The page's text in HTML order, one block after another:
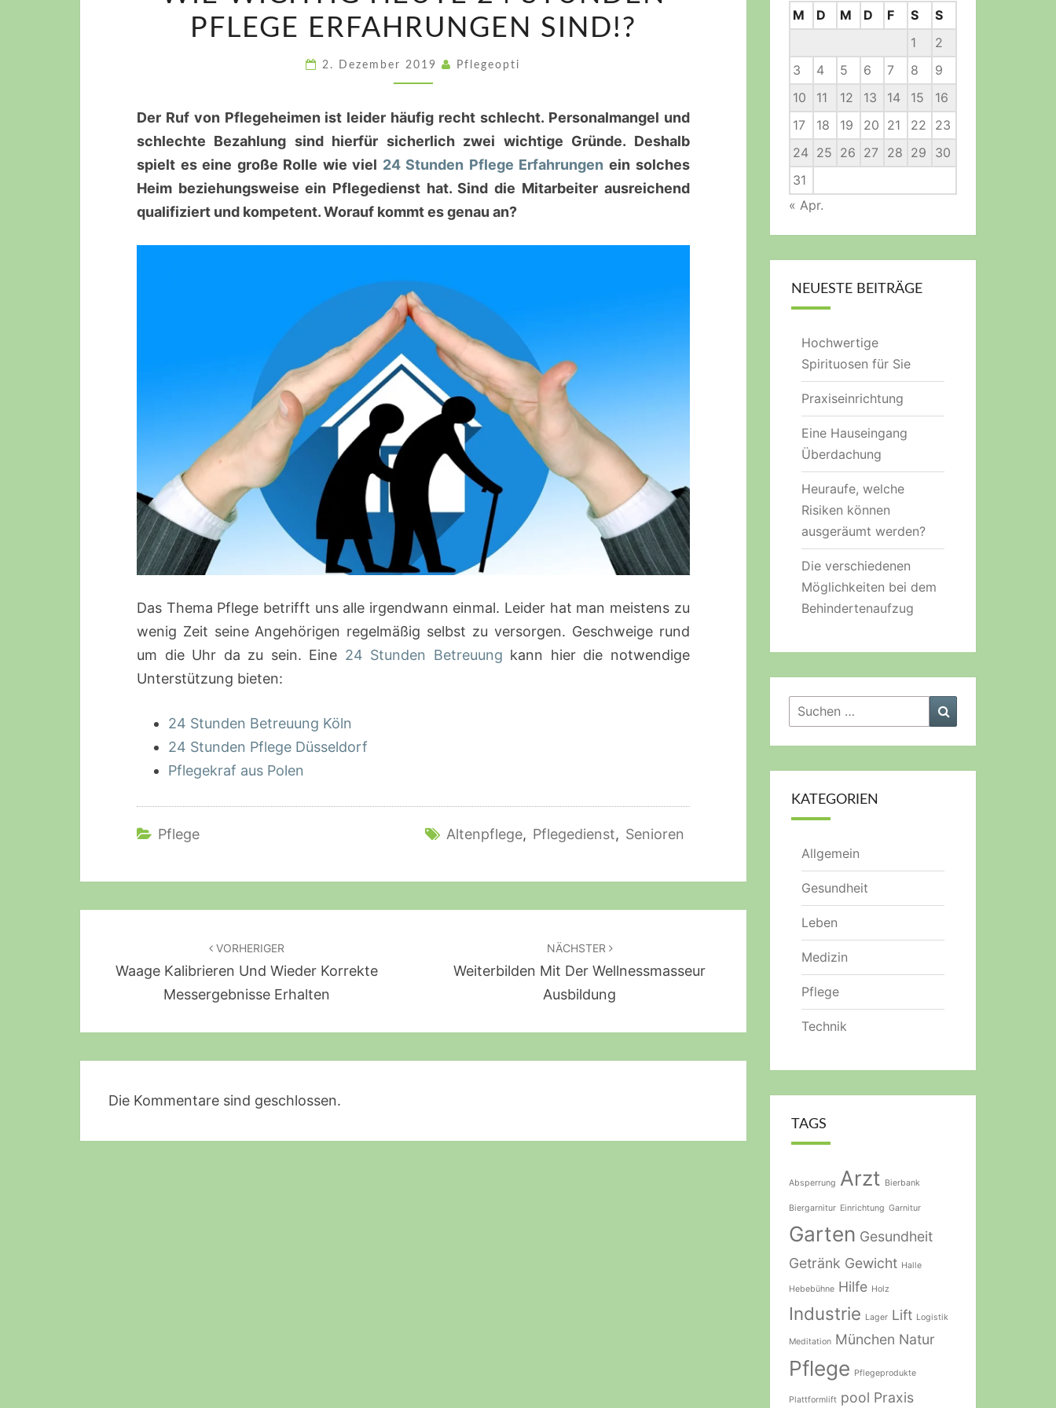
HEUTE
STUNDEN
ERFAHRUNGEN
SIND!?
PFLEGE ERFAHRUNGEN SIND!?
2. Dezember 2019 Pflegeopti
Der Ruf von Pflegeheimen ist leider häufig recht schlecht. Personalmangel und
schlechte Bezahlung sind hierfür sicherlich zwei wichtige Gründe. Deshalb
spielt es eine große Rolle wie viel 24 Stunden Pflege Erfahrungen ein solches
Heim beziehungsweise ein Pflegedienst hat. Sind die Mitarbeiter ausreichend
qualifiziert und kompetent. Worauf kommt es genau an?
Das Thema Pflege betrifft uns alle irgendwann einmal. Leider hat man meistens zu
wenig Zeit seine Angehörigen regelmäßig selbst zu versorgen. Geschweige rund
um die Uhr da zu sein. Eine 24 Stunden Betreuung kann hier die notwendige
Unterstützung bieten:
24 Stunden Betreuung Köln
24 Stunden Pflege Düsseldorf
Pflegekraf aus Polen
Pflege Altenpflege, Pflegedienst, Senioren
VORHERIGER
Waage Kalibrieren Und Wieder Korrekte
Messergebnisse Erhalten
NÄCHSTER
Weiterbilden Mit Der Wellnessmasseur
Ausbildung
Die Kommentare sind geschlossen.
M
D M D F S
S
1
2
3
4 5 6 7 8
9
10
11 12 13 14 15
16
17
18 19 20 21 22
23
24 25 26 27 28 29
30
31
« Apr.
NEUESTE BEITRÄGE
Hochwertige
Spirituosen für Sie
Praxiseinrichtung
Eine Hauseingang
Überdachung
Heuraufe, welche
Risiken können
ausgeräumt werden?
Die verschiedenen
Möglichkeiten bei dem
Behindertenaufzug
Suchen
nach:
KATEGORIEN
Allgemein
Gesundheit
Leben
Medizin
Pflege
Technik
TAGS
Absperrung Arzt Bierbank
Biergarnitur Einrichtung Garnitur
Garten Gesundheit
Getränk Gewicht Halle
Hebebühne Hilfe Holz
Industrie Lager Lift Logistik
Meditation München Natur
Pflege Pflegeprodukte
Plattformlift pool Praxis